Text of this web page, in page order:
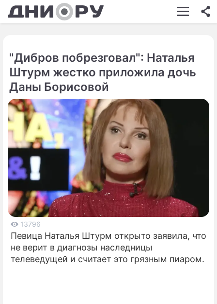
ШОУ-БИЗНЕС
КИНО
НЕДВИЖИМОСТЬ
ЗДОРОВЬЕ
ЭКОНОМИКА
ПРОИСШЕСТВИЯ
СОННИК
СТИЛЬ ЖИЗНИ
СЕРИАЛЫ
ИГРЫ
ПРЕСС-РЕЛИЗЫ
О ПРОЕКТЕ
"Дибров побрезговал": Наталья
Штурм жестко приложила дочь
Даны Борисовой
13796
Певица Наталья Штурм открыто заявила, что
не верит в диагнозы наследницы
телеведущей и считает это грязным пиаром.